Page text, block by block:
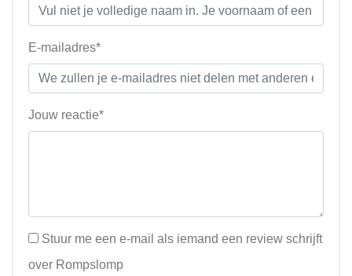
E-mailadres*
Jouw reactie*
Stuur me een e-mail als iemand een review schrijft
over Rompslomp